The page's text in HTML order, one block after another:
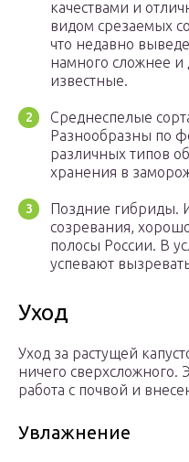
качествами и
видом срезаемых
что недавно
намного сложнее
известные.
Среднеспелые
Разнообразны по
различных типов
хранения в
Поздние гибриды.
созревания,
полосы России. В
успевают
Уход
Уход за растущей
ничего
работа с почвой и
Увлажнение